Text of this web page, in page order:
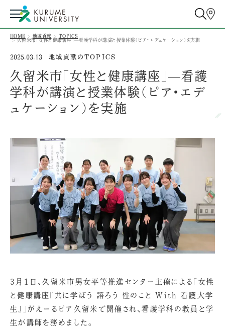
HOME 地域貢献
TOPICS
久留米市「女性と健康講座」—看護学科が講演と授業体験（ピア・エデュケーション）を実施
2025.03.13 地域貢献のTOPICS
久留米市「女性と健康講座」—看護
学科が講演と授業体験（ピア・エデ
ュケーション）を実施
3月1日、久留米市男女平等推進センター主催による「女性
と健康講座『共に学ぼう 語ろう 性のこと With 看護大学
生』」がえーるピア久留米で開催され、看護学科の教員と学
生が講師を務めました。